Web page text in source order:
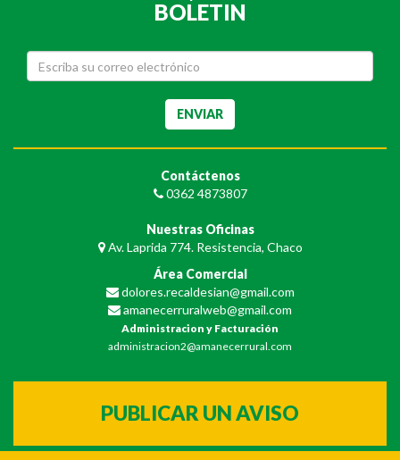
BOLETIN
Contáctenos
0362 4873807
Nuestras Oficinas
Av. Laprida 774. Resistencia, Chaco
Área Comercial
dolores.recaldesian@gmail.com
amanecerruralweb@gmail.com
Administracion y Facturación
administracion2@amanecerrural.com
PUBLICAR UN AVISO